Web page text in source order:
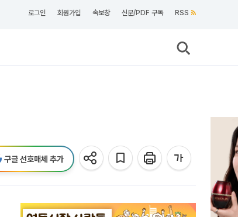
로그인 회원가입 속보창 신문/PDF 구독 RSS
구글 선호매체 추가